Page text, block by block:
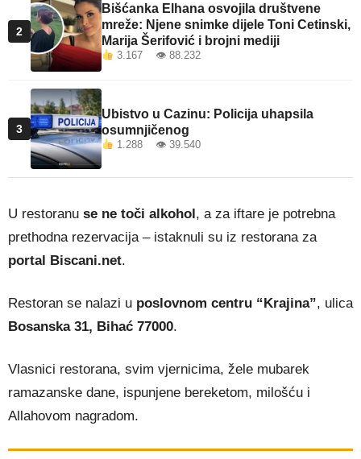
2
Bišćanka Elhana osvojila društvene
mreže: Njene snimke dijele Toni Cetinski,
Marija Šerifović i brojni mediji
3.167 👁 88.232
3
Ubistvo u Cazinu: Policija uhapsila
osumnjičenog
1.288 👁 39.540
U restoranu se ne toči alkohol , a za iftare je potrebna
prethodna rezervacija – istaknuli su iz restorana za
portal Biscani.net.
Restoran se nalazi u poslovnom centru “Krajina”, ulica
Bosanska 31, Bihać 77000.
Vlasnici restorana, svim vjernicima, žele mubarek
ramazanske dane, ispunjene bereketom, milošću i
Allahovom nagradom.